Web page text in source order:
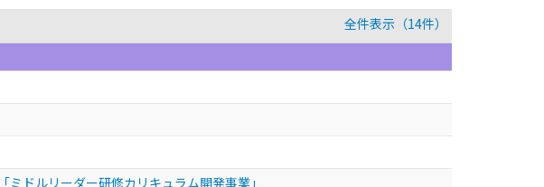
全件表示（14件）
ドルリーダー研修カリキュラム開発事業」